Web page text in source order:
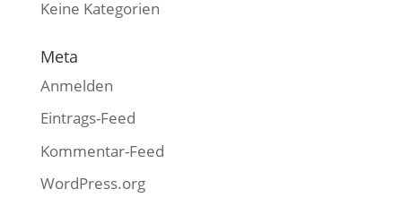
Keine Kategorien
Meta
Anmelden
Eintrags-Feed
Kommentar-Feed
WordPress.org